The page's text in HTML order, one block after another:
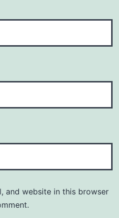
and website in this browser